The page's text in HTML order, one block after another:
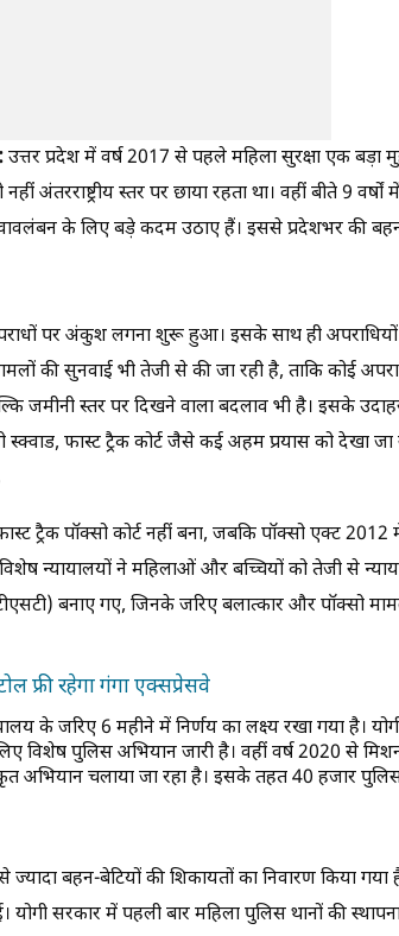
उत्तर प्रदेश में वर्ष 2017 से पहले महिला सुरक्षा एक बड़ा
अंतरराष्ट्रीय स्तर पर छाया रहता था। वहीं बीते 9 वर्षों
के लिए बड़े कदम उठाए हैं। इससे प्रदेशभर की
पर अंकुश लगना शुरू हुआ। इसके साथ ही
की सुनवाई भी तेजी से की जा रही है, ताकि कोई
जमीनी स्तर पर दिखने वाला बदलाव भी है। इसके
स्क्वाड, फास्ट ट्रैक कोर्ट जैसे कई अहम प्रयास को देखा
ट्रैक पॉक्सो कोर्ट नहीं बना, जबकि पॉक्सो एक्ट 2012
न्यायालयों ने महिलाओं और बच्चियों को तेजी से
बनाए गए, जिनके जरिए बलात्कार और पॉक्सो
फ्री रहेगा गंगा एक्सप्रेसवे
के जरिए 6 महीने में निर्णय का लक्ष्य रखा गया है।
विशेष पुलिस अभियान जारी है। वहीं वर्ष 2020 से
अभियान चलाया जा रहा है। इसके तहत 40 हजार
बहन-बेटियों की शिकायतों का निवारण किया गया
सरकार में पहली बार महिला पुलिस थानों की